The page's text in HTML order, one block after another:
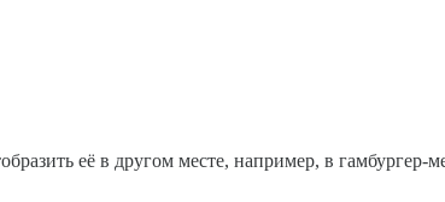
её в другом месте, например, в гамбургер-